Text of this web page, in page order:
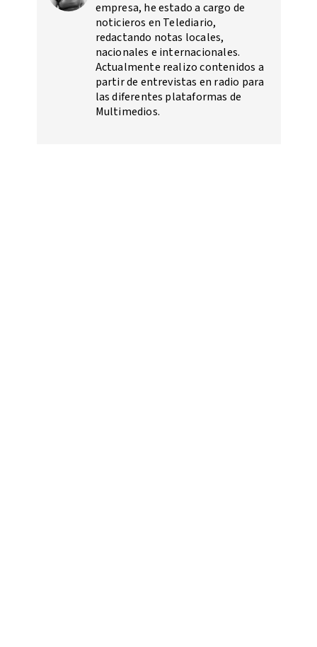
empresa, he estado a cargo de
noticieros en Telediario,
redactando notas locales,
nacionales e internacionales.
Actualmente realizo contenidos a
partir de entrevistas en radio para
las diferentes plataformas de
Multimedios.